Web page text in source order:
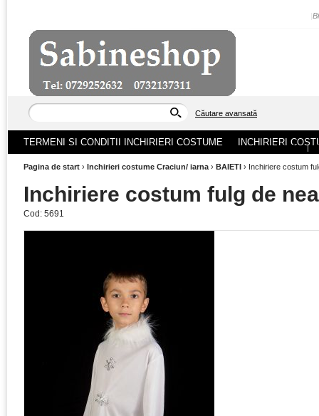
Căutare avansată
ACASA |
TERMENI SI CONDITII INCHIRIERI COSTUME INCHIRIERI
Pagina de start › Inchirieri costume Craciun/ iarna › BAIETI › Inchiriere costum
Inchiriere costum fulg de
Cod: 5691